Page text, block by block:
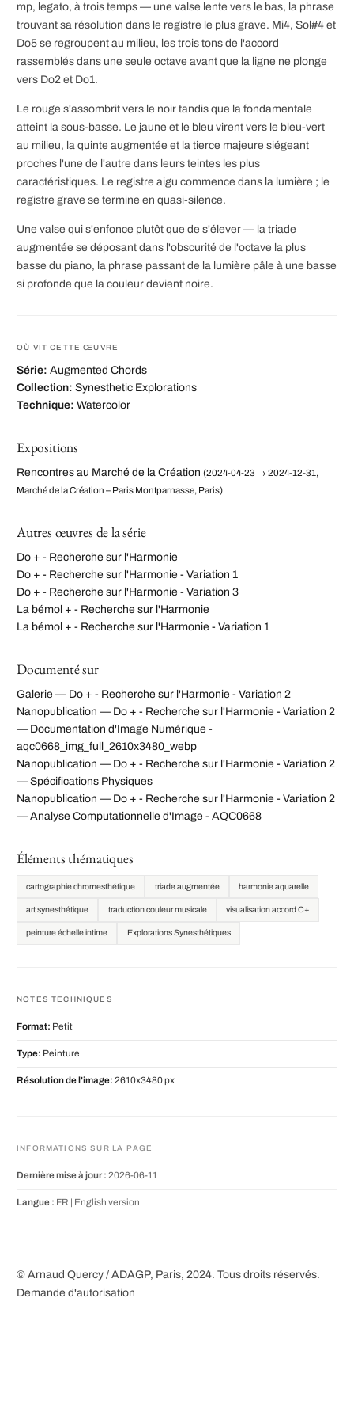
mp, legato, à trois temps — une valse lente vers le bas, la phrase
trouvant sa résolution dans le registre le plus grave. Mi4, Sol#4 et
Do5 se regroupent au milieu, les trois tons de l'accord
rassemblés dans une seule octave avant que la ligne ne plonge
vers Do2 et Do1.
Le rouge s'assombrit vers le noir tandis que la fondamentale
atteint la sous-basse. Le jaune et le bleu virent vers le bleu-vert
au milieu, la quinte augmentée et la tierce majeure siégeant
proches l'une de l'autre dans leurs teintes les plus
caractéristiques. Le registre aigu commence dans la lumière ; le
registre grave se termine en quasi-silence.
Une valse qui s'enfonce plutôt que de s'élever — la triade
augmentée se déposant dans l'obscurité de l'octave la plus
basse du piano, la phrase passant de la lumière pâle à une basse
si profonde que la couleur devient noire.
OÙ VIT CETTE ŒUVRE
Série: Augmented Chords
Collection: Synesthetic Explorations
Technique: Watercolor
Expositions
Rencontres au Marché de la Création (2024-04-23 → 2024-12-31,
Marché de la Création – Paris Montparnasse, Paris)
Autres œuvres de la série
Do + - Recherche sur l'Harmonie
Do + - Recherche sur l'Harmonie - Variation 1
Do + - Recherche sur l'Harmonie - Variation 3
La bémol + - Recherche sur l'Harmonie
La bémol + - Recherche sur l'Harmonie - Variation 1
Documenté sur
Galerie — Do + - Recherche sur l'Harmonie - Variation 2
Nanopublication — Do + - Recherche sur l'Harmonie - Variation 2
— Documentation d'Image Numérique -
aqc0668_img_full_2610x3480_webp
Nanopublication — Do + - Recherche sur l'Harmonie - Variation 2
— Spécifications Physiques
Nanopublication — Do + - Recherche sur l'Harmonie - Variation 2
— Analyse Computationnelle d'Image - AQC0668
Éléments thématiques
cartographie chromesthétique triade augmentée harmonie aquarelle
art synesthétique traduction couleur musicale visualisation accord C+
peinture échelle intime Explorations Synesthétiques
NOTES TECHNIQUES
Format: Petit
Type: Peinture
Résolution de l'image: 2610x3480 px
INFORMATIONS SUR LA PAGE
Dernière mise à jour : 2026-06-11
Langue : FR | English version
© Arnaud Quercy / ADAGP, Paris, 2024. Tous droits réservés.
Demande d'autorisation